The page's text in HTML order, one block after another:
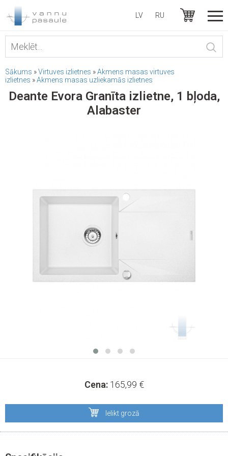
LV RU
Sākums »Virtuves izlietnes »Akmens masas virtuves
izlietnes »Akmens masas uzliekamās izlietnes
Deante Evora Granīta izlietne, 1 bļoda,
Alabaster
Cena: 165,99 €
Ielikt grozā